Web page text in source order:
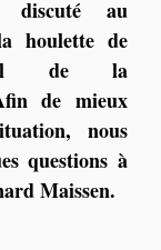
discuté au
houlette de
de la
de mieux
nous
questions à
Maissen.